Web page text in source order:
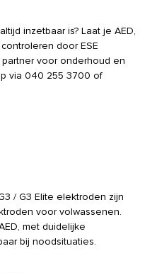
inzetbaar is? Laat je AED,
door ESE
voor onderhoud en
via 040 255 3700 of
/ G3 Elite elektroden zijn
voor volwassenen.
met duidelijke
bij noodsituaties.